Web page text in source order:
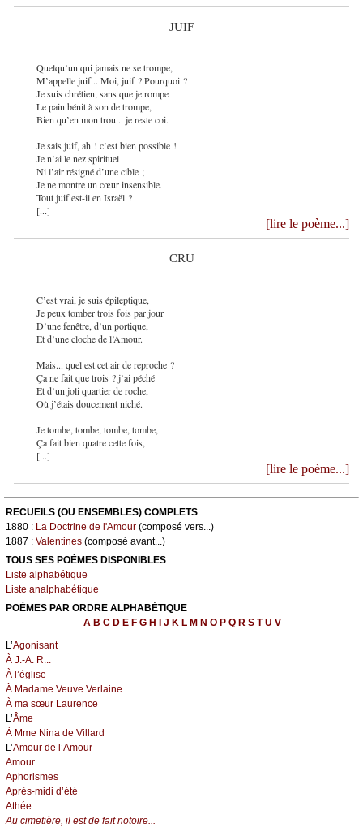
JUIF
Quelqu’un qui jamais ne se trompe,
M’appelle juif... Moi, juif ? Pourquoi ?
Je suis chrétien, sans que je rompe
Le pain bénit à son de trompe,
Bien qu’en mon trou... je reste coi.
Je sais juif, ah ! c’est bien possible !
Je n’ai le nez spirituel
Ni l’air résigné d’une cible ;
Je ne montre un cœur insensible.
Tout juif est-il en Israël ?
[...]
[lire le poème...]
CRU
C’est vrai, je suis épileptique,
Je peux tomber trois fois par jour
D’une fenêtre, d’un portique,
Et d’une cloche de l’Amour.
Mais... quel est cet air de reproche ?
Ça ne fait que trois ? j’ai péché
Et d’un joli quartier de roche,
Où j’étais doucement niché.
Je tombe, tombe, tombe, tombe,
Ça fait bien quatre cette fois,
[...]
[lire le poème...]
RECUEILS (OU ENSEMBLES) COMPLETS
1880 : La Doctrine de l'Amour (composé vers...)
1887 : Valentines (composé avant...)
TOUS SES POÈMES DISPONIBLES
Liste alphabétique
Liste analphabétique
POÈMES PAR ORDRE ALPHABÉTIQUE
A B C D E F G H I J K L M N O P Q R S TU V
L’Agonisant
À J.-A. R...
À l’église
À Madame Veuve Verlaine
À ma sœur Laurence
L’Âme
À Mme Nina de Villard
L’Amour de l’Amour
Amour
Aphorismes
Après-midi d’été
Athée
Au cimetière, il est de fait notoire...